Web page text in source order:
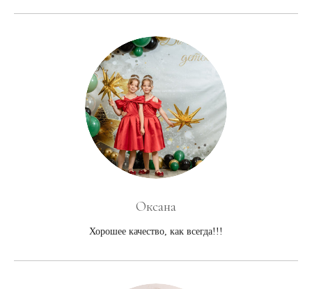
Оксана
Хорошее качество, как всегда!!!